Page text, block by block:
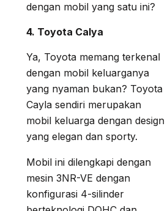
dengan mobil yang satu ini?
4. Toyota Calya
Ya, Toyota memang terkenal
dengan mobil keluarganya
yang nyaman bukan? Toyota
Cayla sendiri merupakan
mobil keluarga dengan design
yang elegan dan sporty.
Mobil ini dilengkapi dengan
mesin 3NR-VE dengan
konfigurasi 4-silinder